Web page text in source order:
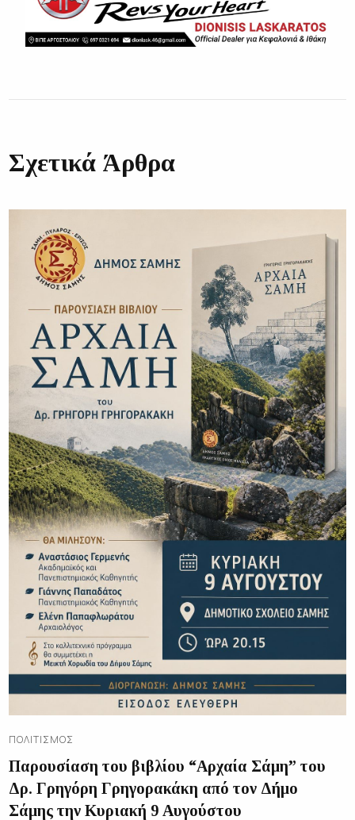
Σχετικά Άρθρα
ΠΟΛΙΤΙΣΜΌΣ
Παρουσίαση του βιβλίου “Αρχαία Σάμη” του
Δρ. Γρηγόρη Γρηγορακάκη από τον Δήμο
Σάμης την Κυριακή 9 Αυγούστου